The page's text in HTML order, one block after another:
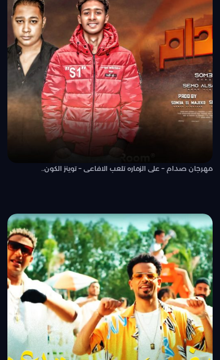
مهرجان صدام – على الزماره تلعب الافاعى – توينز الكون..